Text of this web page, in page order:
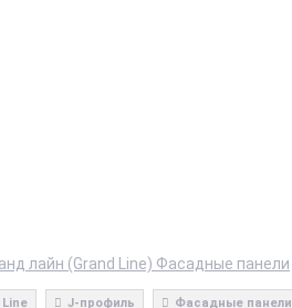
лайн (Grand Line) Фасадные панели
Line J-профиль Фасадные панели